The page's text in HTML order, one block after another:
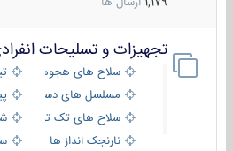
تجهیزات و تسلیحات انفرادی
سلاح های هجومی
مسلسل های دستی
سلاح های تک تیر اندازی
نارنجک انداز ها